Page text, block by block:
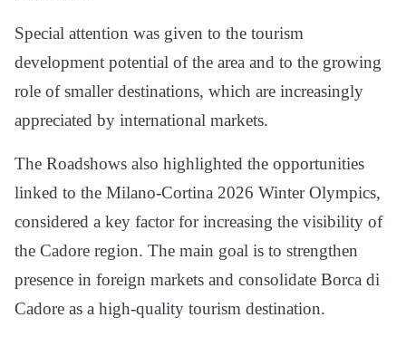
Special attention was given to the tourism
development potential of the area and to the growing
role of smaller destinations, which are increasingly
appreciated by international markets.
The Roadshows also highlighted the opportunities
linked to the Milano-Cortina 2026 Winter Olympics,
considered a key factor for increasing the visibility of
the Cadore region. The main goal is to strengthen
presence in foreign markets and consolidate Borca di
Cadore as a high-quality tourism destination.